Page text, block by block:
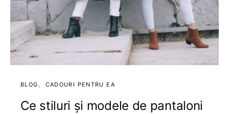
BLOG CADOURI PENTRU EA
Ce stiluri și modele de pantaloni